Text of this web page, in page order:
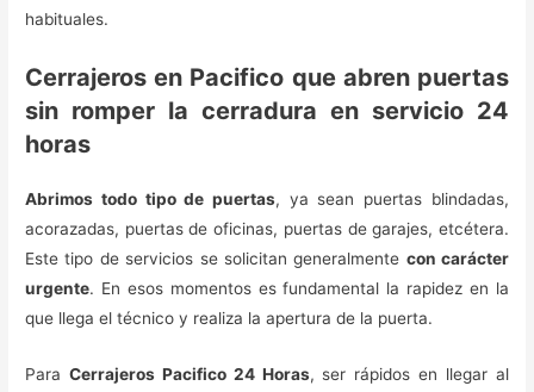
habituales.
Cerrajeros en Pacifico que abren puertas
sin romper la cerradura en servicio 24
horas
Abrimos todo tipo de puertas, ya sean puertas blindadas,
acorazadas, puertas de oficinas, puertas de garajes, etcétera.
Este tipo de servicios se solicitan generalmente con carácter
urgente. En esos momentos es fundamental la rapidez en la
que llega el técnico y realiza la apertura de la puerta.
Para Cerrajeros Pacifico 24 Horas, ser rápidos en llegar al